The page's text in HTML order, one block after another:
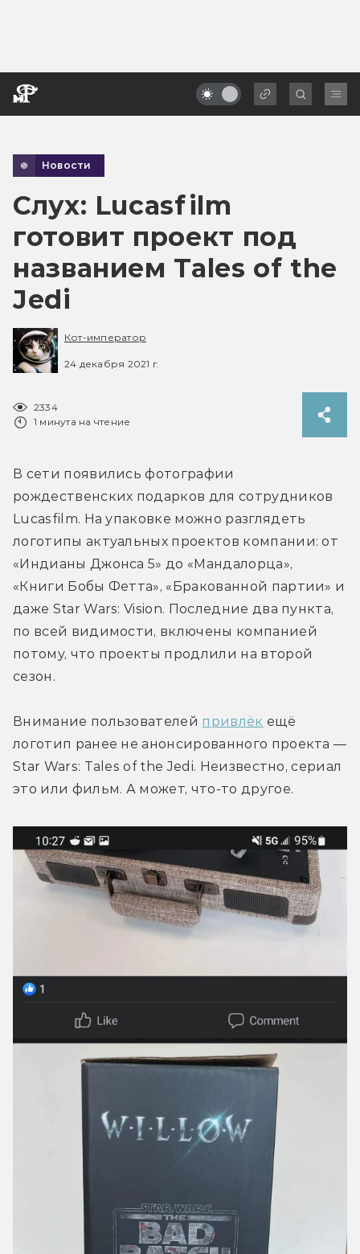
Новости
Слух: Lucasfilm
готовит проект под
названием Tales of the
Jedi
Кот-император
24 декабря 2021 г.
2334
1 минута на чтение
В сети появились фотографии
рождественских подарков для сотрудников
Lucasfilm. На упаковке можно разглядеть
логотипы актуальных проектов компании: от
«Индианы Джонса 5» до «Мандалорца»,
«Книги Бобы Фетта», «Бракованной партии» и
даже Star Wars: Vision. Последние два пункта,
по всей видимости, включены компанией
потому, что проекты продлили на второй
сезон.
Внимание пользователей привлёк ещё
логотип ранее не анонсированного проекта —
Star Wars: Tales of the Jedi. Неизвестно, сериал
это или фильм. А может, что-то другое.